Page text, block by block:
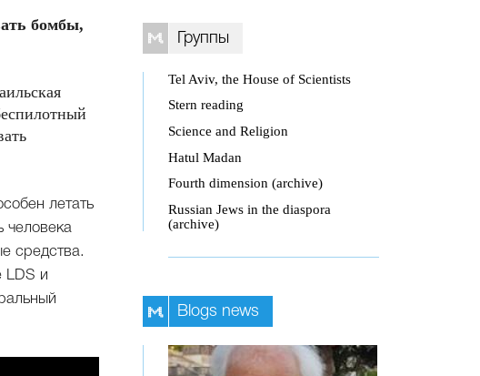
бомбы,
летать
человека
средства.
LDS и
Группы
Tel Aviv, the House of Scientists
Stern reading
Science and Religion
Hatul Madan
Fourth dimension (archive)
Russian Jews in the diaspora
(archive)
Blogs news